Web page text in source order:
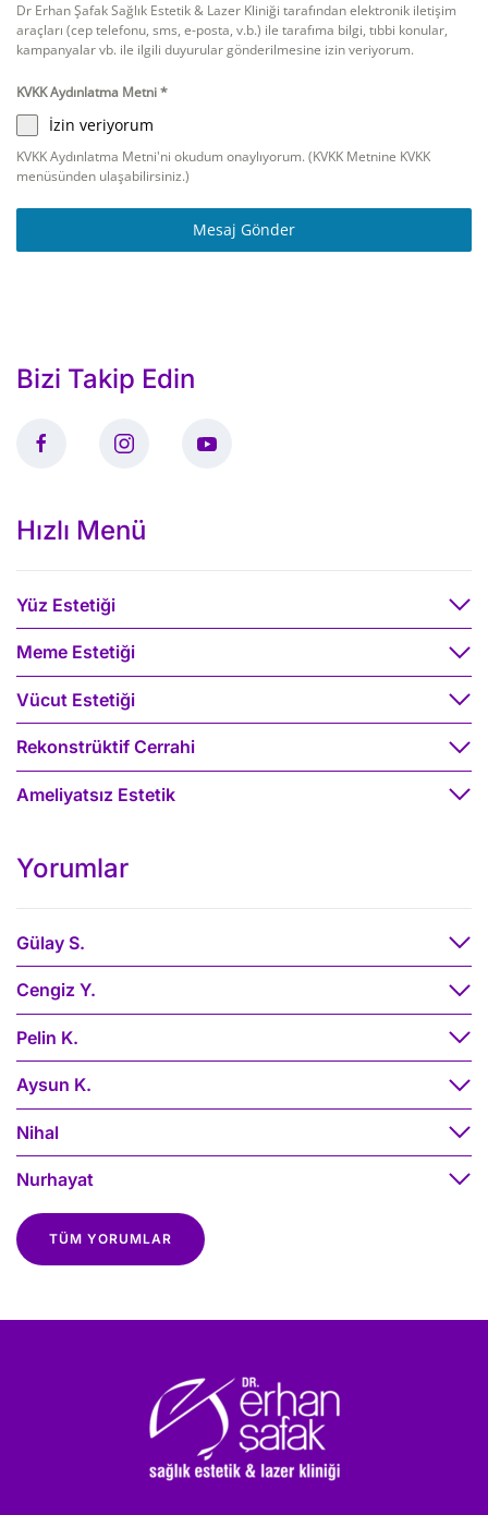
Dr Erhan Şafak Sağlık Estetik & Lazer Kliniği tarafından elektronik iletişim
araçları (cep telefonu, sms, e-posta, v.b.) ile tarafıma bilgi, tıbbi konular,
kampanyalar vb. ile ilgili duyurular gönderilmesine izin veriyorum.
KVKK Aydınlatma Metni*
İzin veriyorum
KVKK Aydınlatma Metni'ni okudum onaylıyorum. (KVKK Metnine KVKK
menüsünden ulaşabilirsiniz.)
Mesaj Gönder
Bizi Takip Edin
Hızlı Menü
Yüz Estetiği
Meme Estetiği
Vücut Estetiği
Rekonstrüktif Cerrahi
Ameliyatsız Estetik
Yorumlar
Gülay S.
Cengiz Y.
Pelin K.
Aysun K.
Nihal
Nurhayat
TÜM YORUMLAR